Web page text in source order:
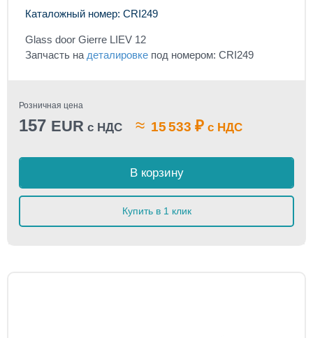
Каталожный номер: CRI249
Glass door Gierre LIEV 12
Запчасть на деталировке под номером: CRI249
Розничная цена
157 EUR с НДС ≈ 15 533 ₽ с НДС
В корзину
Купить в 1 клик